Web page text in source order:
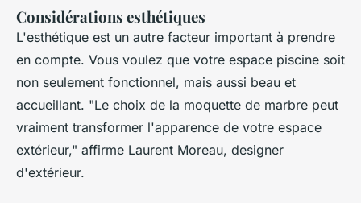
Considérations esthétiques
L'esthétique est un autre facteur important à prendre
en compte. Vous voulez que votre espace piscine soit
non seulement fonctionnel, mais aussi beau et
accueillant. "Le choix de la moquette de marbre peut
vraiment transformer l'apparence de votre espace
extérieur," affirme Laurent Moreau, designer
d'extérieur.